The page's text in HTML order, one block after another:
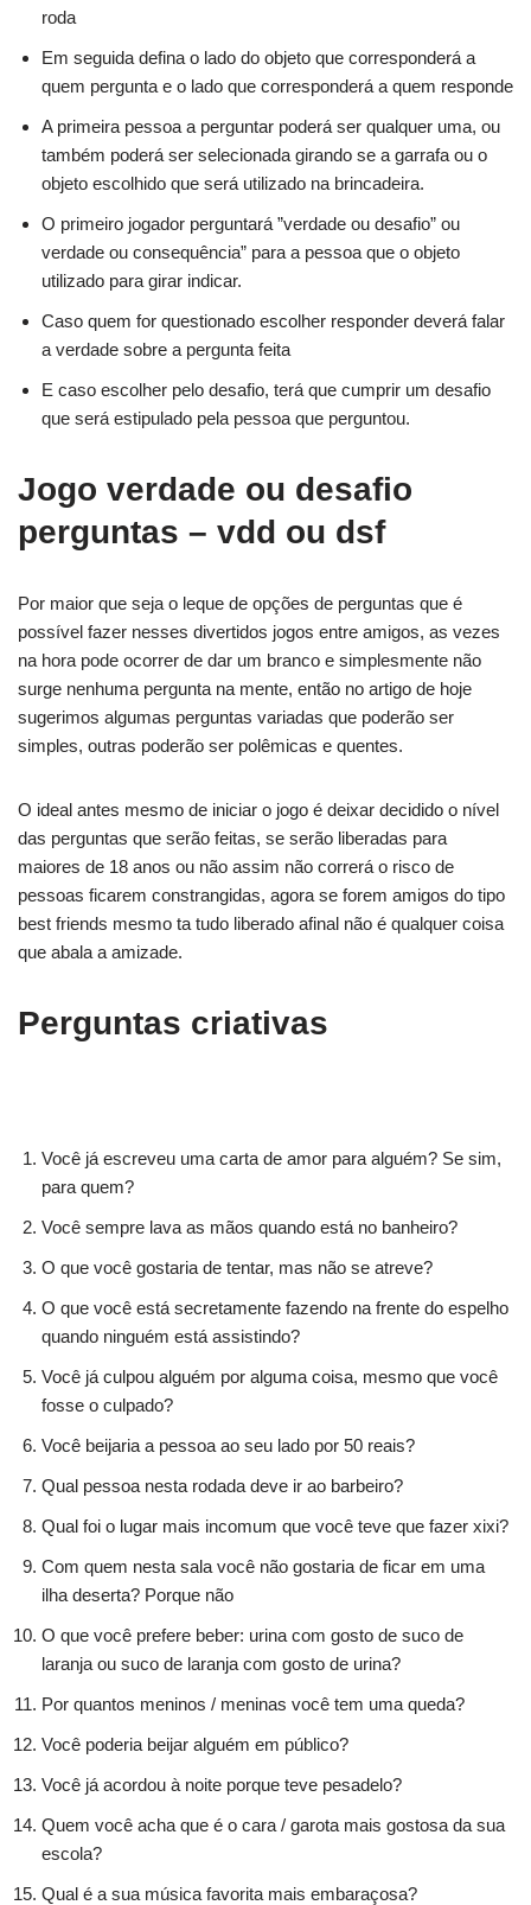
roda
Em seguida defina o lado do objeto que corresponderá a
quem pergunta e o lado que corresponderá a quem responde
A primeira pessoa a perguntar poderá ser qualquer uma, ou
também poderá ser selecionada girando se a garrafa ou o
objeto escolhido que será utilizado na brincadeira.
O primeiro jogador perguntará ”verdade ou desafio” ou
verdade ou consequência” para a pessoa que o objeto
utilizado para girar indicar.
Caso quem for questionado escolher responder deverá falar
a verdade sobre a pergunta feita
E caso escolher pelo desafio, terá que cumprir um desafio
que será estipulado pela pessoa que perguntou.
Jogo verdade ou desafio
perguntas – vdd ou dsf
Por maior que seja o leque de opções de perguntas que é
possível fazer nesses divertidos jogos entre amigos, as vezes
na hora pode ocorrer de dar um branco e simplesmente não
surge nenhuma pergunta na mente, então no artigo de hoje
sugerimos algumas perguntas variadas que poderão ser
simples, outras poderão ser polêmicas e quentes.
O ideal antes mesmo de iniciar o jogo é deixar decidido o nível
das perguntas que serão feitas, se serão liberadas para
maiores de 18 anos ou não assim não correrá o risco de
pessoas ficarem constrangidas, agora se forem amigos do tipo
best friends mesmo ta tudo liberado afinal não é qualquer coisa
que abala a amizade.
Perguntas criativas
Você já escreveu uma carta de amor para alguém? Se sim,
para quem?
Você sempre lava as mãos quando está no banheiro?
O que você gostaria de tentar, mas não se atreve?
O que você está secretamente fazendo na frente do espelho
quando ninguém está assistindo?
Você já culpou alguém por alguma coisa, mesmo que você
fosse o culpado?
Você beijaria a pessoa ao seu lado por 50 reais?
Qual pessoa nesta rodada deve ir ao barbeiro?
Qual foi o lugar mais incomum que você teve que fazer xixi?
Com quem nesta sala você não gostaria de ficar em uma
ilha deserta? Porque não
O que você prefere beber: urina com gosto de suco de
laranja ou suco de laranja com gosto de urina?
Por quantos meninos / meninas você tem uma queda?
Você poderia beijar alguém em público?
Você já acordou à noite porque teve pesadelo?
Quem você acha que é o cara / garota mais gostosa da sua
escola?
Qual é a sua música favorita mais embaraçosa?